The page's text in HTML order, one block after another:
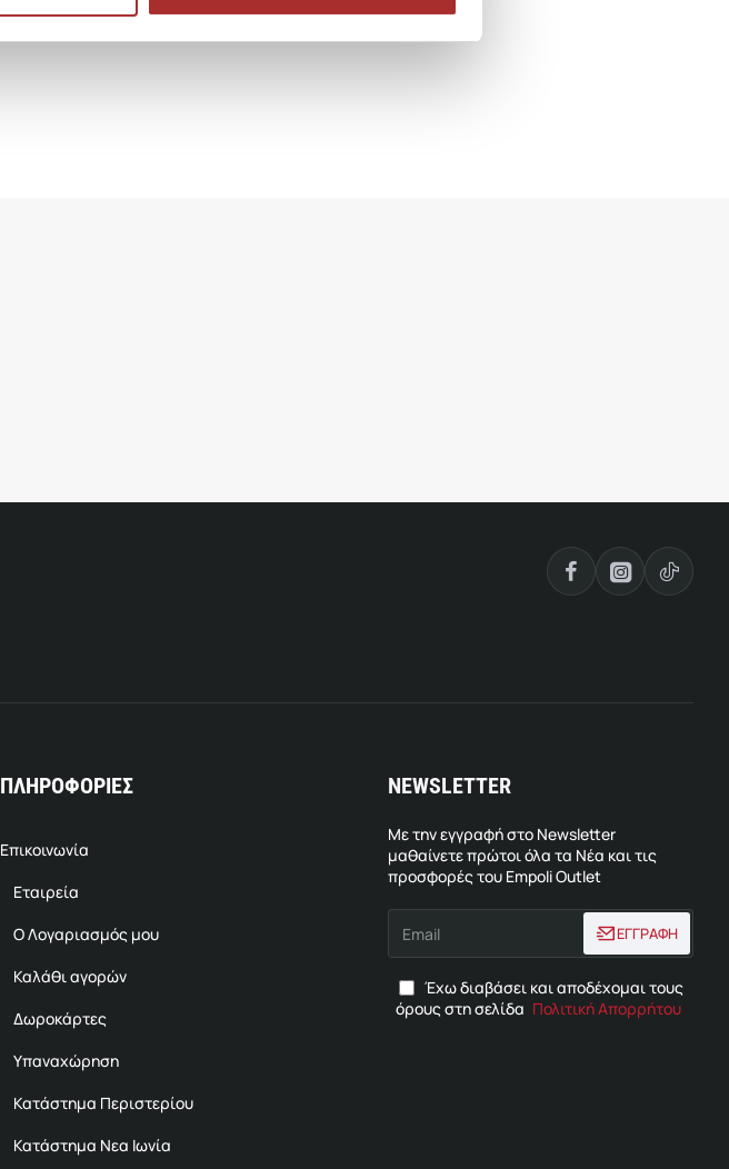
ΠΛΗΡΟΦΟΡΙΕΣ
Επικοινωνία
Εταιρεία
Ο Λογαριασμός μου
Καλάθι αγορών
Δωροκάρτες
Υπαναχώρηση
Κατάστημα Περιστερίου
Κατάστημα Νεα Ιωνία
NEWSLETTER
Με την εγγραφή στο Newsletter
μαθαίνετε πρώτοι όλα τα Νέα και τις
προσφορές του Empoli Outlet
Email
ΕΓΓΡΑΦΗ
Έχω διαβάσει και αποδέχομαι τους
όρους στη σελίδα Πολιτική Απορρήτου